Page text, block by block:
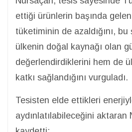
ettiği ürünlerin başında
tüketiminin de azaldığını,
ülkenin doğal kaynağı olan
değerlendirdiklerini hem de
katkı sağlandığını vurguladı.
Tesisten elde ettikleri
aydınlatılabileceğini aktaran